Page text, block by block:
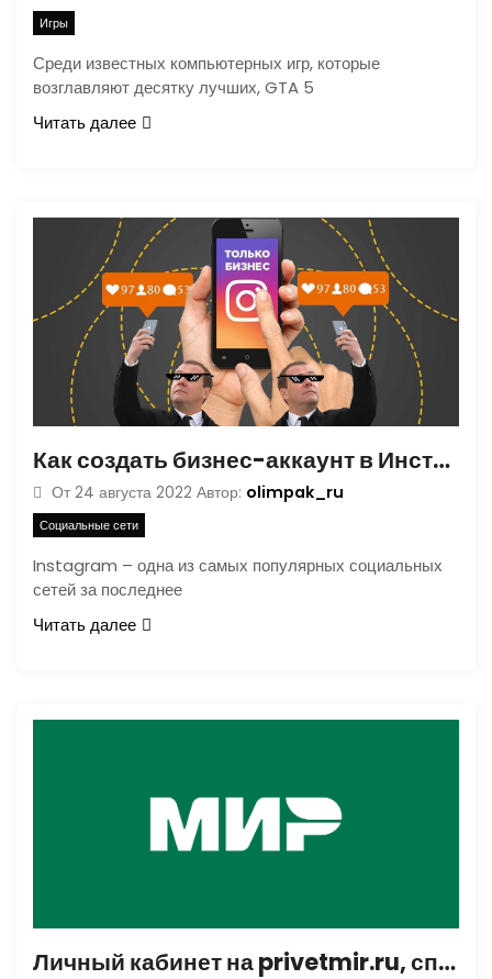
Игры
Среди известных компьютерных игр, которые
возглавляют десятку лучших, GTA 5
Читать далее
Как создать бизнес-аккаунт в Инстаграме, настройка и статистика коммерческого профиля в Instagram
От 24 августа 2022 Автор: olimpak_ru
Социальные сети
Instagram – одна из самых популярных социальных
сетей за последнее
Читать далее
Личный кабинет на privetmir.ru, способы регистрации на сайте приветмир.ру